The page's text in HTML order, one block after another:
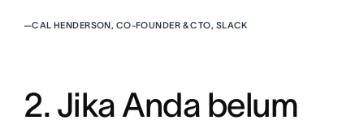
—CAL HENDERSON, CO-FOUNDER & CTO, SLACK
2. Jika Anda belum